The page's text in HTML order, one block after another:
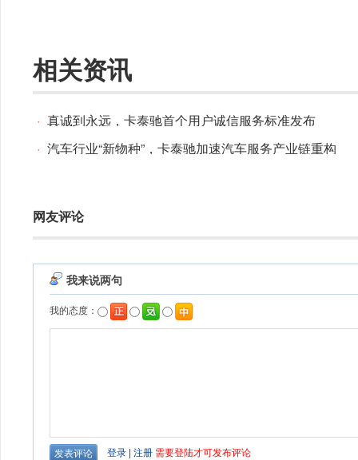
相关资讯
· 真诚到永远，卡泰驰首个用户诚信服务标准发布
· 汽车行业“新物种”，卡泰驰加速汽车服务产业链重构
网友评论